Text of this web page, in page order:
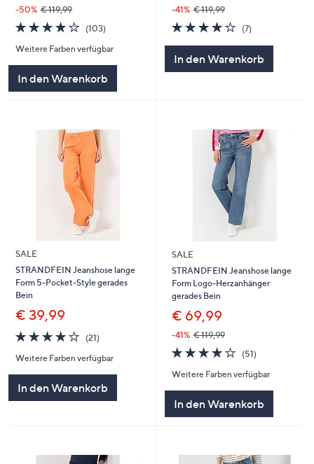
-50% € 119,99
4.2
von
5
(103)
Weitere Farben verfügbar
In den Warenkorb
-41% € 119,99
4.1
von
(7)7
In den Warenkorb
SALE
STRANDFEIN Jeanshose lange
Form 5-Pocket-Style gerades
Bein
€ 39,99
4.1
von
5
(21)
Weitere Farben verfügbar
In den Warenkorb
SALE
STRANDFEIN Jeanshose lange
Form Logo-Herzanhänger
gerades Bein
€ 69,99
-41% € 119,99
4.1
von
5
(51)
Weitere Farben verfügbar
In den Warenkorb